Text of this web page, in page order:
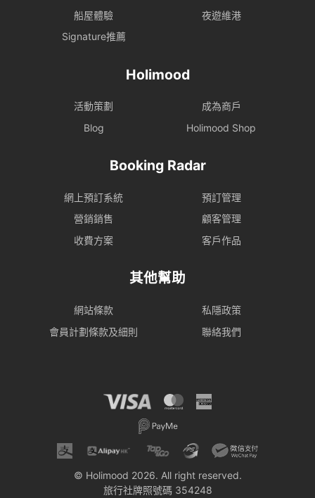
船屋體驗
夜遊維港
Signature推薦
Holimood
活動策劃
成為商戶
Blog
Holimood Shop
Booking Radar
網上預訂系統
預訂管理
營銷銷售
顧客管理
收費方案
客戶作品
其他幫助
網站條款
私隱政策
會員計劃條款及細則
聯絡我們
© Holimood 2026. All right reserved.
旅行社牌照號碼 354248